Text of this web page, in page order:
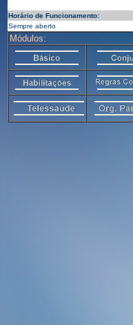
Horário de Funcionamento:
Sempre aberto
Módulos: